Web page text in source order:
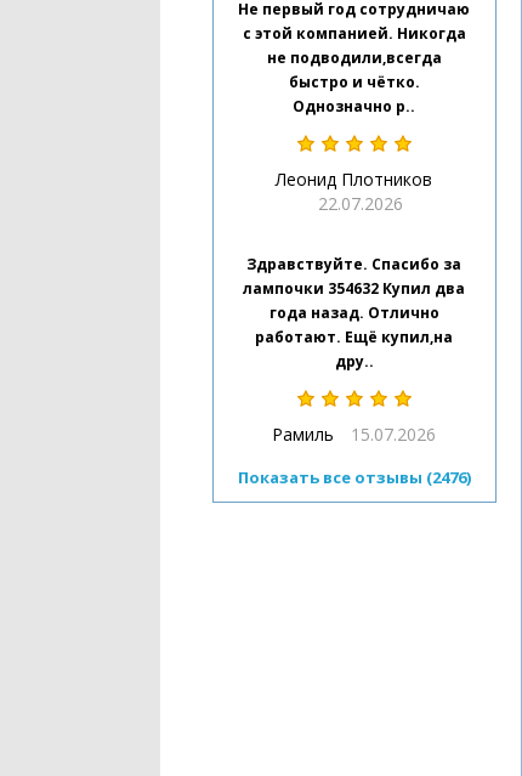
Не первый год сотрудничаю
с этой компанией. Никогда
не подводили,всегда
быстро и чётко.
Однозначно р..
Леонид Плотников
22.07.2026
Здравствуйте. Спасибо за
лампочки 354632 Купил два
года назад. Отлично
работают. Ещё купил,на
дру..
Рамиль 15.07.2026
Показать все отзывы (2476)